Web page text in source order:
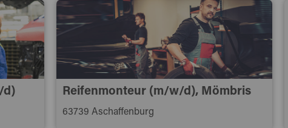
d) Reifenmonteur (m/w/d), Mömbris
63739 Aschaffenburg